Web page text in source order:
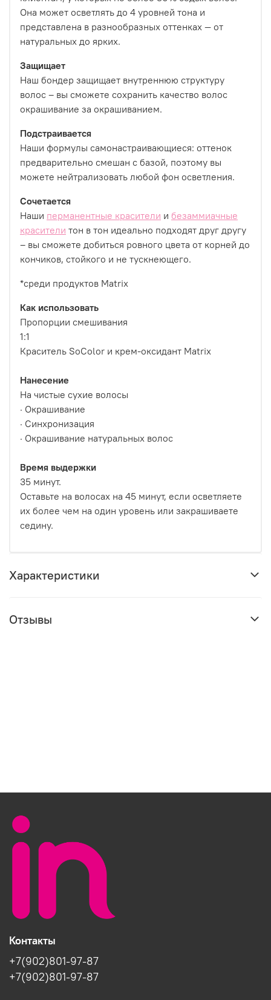
Она может осветлять до 4 уровней тона и
представлена в разнообразных оттенках — от
натуральных до ярких.
Защищает
Наш бондер защищает внутреннюю структуру
волос – вы сможете сохранить качество волос
окрашивание за окрашиванием.
Подстраивается
Наши формулы самонастраивающиеся: оттенок
предварительно смешан с базой, поэтому вы
можете нейтрализовать любой фон осветления.
Сочетается
Наши перманентные красители и безаммиачные
красители тон в тон идеально подходят друг другу
– вы сможете добиться ровного цвета от корней до
кончиков, стойкого и не тускнеющего.
*среди продуктов Matrix
Как использовать
Пропорции смешивания
1:1
Краситель SoColor и крем-оксидант Matrix
Нанесение
На чистые сухие волосы
· Окрашивание
· Синхронизация
· Окрашивание натуральных волос
Время выдержки
35 минут.
Оставьте на волосах на 45 минут, если осветляете
их более чем на один уровень или закрашиваете
седину.
Характеристики
Отзывы
Контакты
+7(902)801-97-87
+7(902)801-97-87